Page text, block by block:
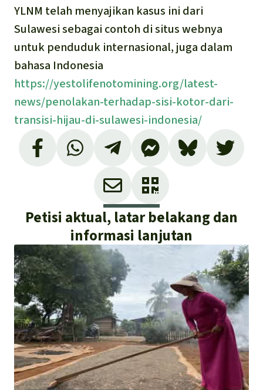
YLNM telah menyajikan kasus ini dari
Sulawesi sebagai contoh di situs webnya
untuk penduduk internasional, juga dalam
bahasa Indonesia
https://yestolifenotomining.org/latest-
news/penolakan-terhadap-sisi-kotor-dari-
transisi-hijau-di-sulawesi-indonesia/
Petisi aktual, latar belakang dan
informasi lanjutan